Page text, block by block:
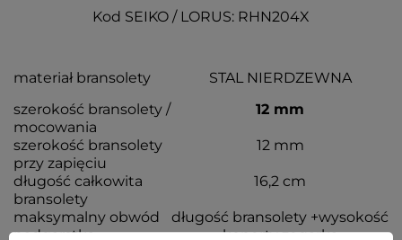
Kod SEIKO / LORUS: RHN204X
materiał bransolety
STAL NIERDZEWNA
szerokość bransolety /
mocowania
12 mm
szerokość bransolety
przy zapięciu
12 mm
długość całkowita
bransolety
16,2 cm
maksymalny obwód
nadgarstka
długość bransolety +wysokość
koperty zegarka